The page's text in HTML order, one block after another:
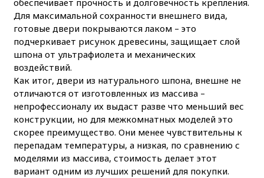
обеспечивает прочность и долговечность крепления.
Для максимальной сохранности внешнего вида,
готовые двери покрываются лаком – это
подчеркивает рисунок древесины, защищает слой
шпона от ультрафиолета и механических
воздействий.
Как итог, двери из натурального шпона, внешне не
отличаются от изготовленных из массива –
непрофессионалу их выдаст разве что меньший вес
конструкции, но для межкомнатных моделей это
скорее преимущество. Они менее чувствительны к
перепадам температуры, а низкая, по сравнению с
моделями из массива, стоимость делает этот
вариант одним из лучших решений для покупки.